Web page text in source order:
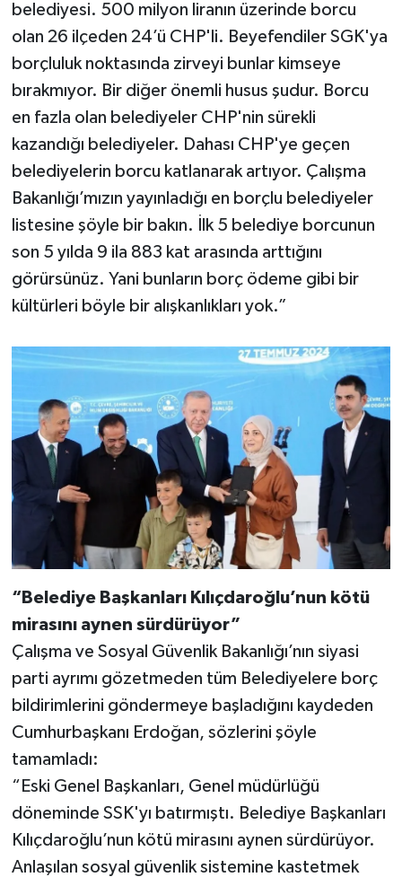
belediyesi. 500 milyon liranın üzerinde borcu
olan 26 ilçeden 24’ü CHP'li. Beyefendiler SGK'ya
borçluluk noktasında zirveyi bunlar kimseye
bırakmıyor. Bir diğer önemli husus şudur. Borcu
en fazla olan belediyeler CHP'nin sürekli
kazandığı belediyeler. Dahası CHP'ye geçen
belediyelerin borcu katlanarak artıyor. Çalışma
Bakanlığı’mızın yayınladığı en borçlu belediyeler
listesine şöyle bir bakın. İlk 5 belediye borcunun
son 5 yılda 9 ila 883 kat arasında arttığını
görürsünüz. Yani bunların borç ödeme gibi bir
kültürleri böyle bir alışkanlıkları yok.”
“Belediye Başkanları Kılıçdaroğlu’nun kötü
mirasını aynen sürdürüyor”
Çalışma ve Sosyal Güvenlik Bakanlığı’nın siyasi
parti ayrımı gözetmeden tüm Belediyelere borç
bildirimlerini göndermeye başladığını kaydeden
Cumhurbaşkanı Erdoğan, sözlerini şöyle
tamamladı:
“Eski Genel Başkanları, Genel müdürlüğü
döneminde SSK'yı batırmıştı. Belediye Başkanları
Kılıçdaroğlu’nun kötü mirasını aynen sürdürüyor.
Anlaşılan sosyal güvenlik sistemine kastetmek